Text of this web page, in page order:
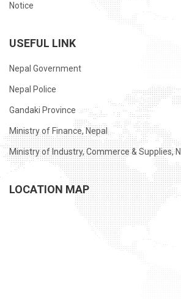
Notice
USEFUL LINK
Nepal Government
Nepal Police
Gandaki Province
Ministry of Finance, Nepal
Ministry of Industry, Commerce & Supplies,
LOCATION MAP